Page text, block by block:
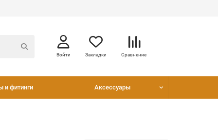
Войти Закладки Сравнение
и фитинги Аксессуары